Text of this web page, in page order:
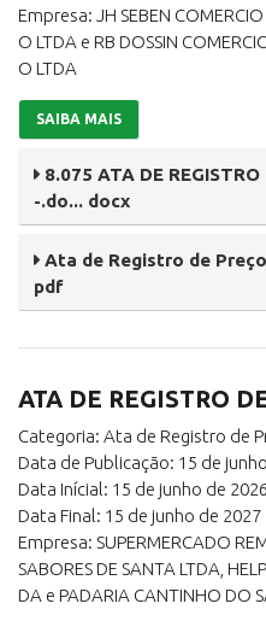
Empresa: JH SEBEN
O LTDA e RB DOSSIN
O LTDA
SAIBA MAIS
8.075 ATA DE
-.do... docx
Ata de Registro de
pdf
ATA DE REGISTRO
Categoria: Ata de Registro de
Data de Publicação: 15 de
Data Inícial: 15 de junho de 2026
Data Final: 15 de junho de 2027
Empresa: SUPERMERCADO
SABORES DE SANTA LTDA,
DA e PADARIA CANTINHO DO